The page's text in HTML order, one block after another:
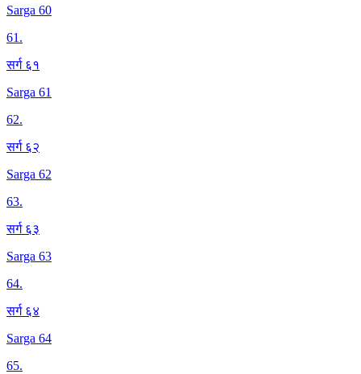
Sarga 60
61.
सर्ग ६१
Sarga 61
62.
सर्ग ६२
Sarga 62
63.
सर्ग ६३
Sarga 63
64.
सर्ग ६४
Sarga 64
65.